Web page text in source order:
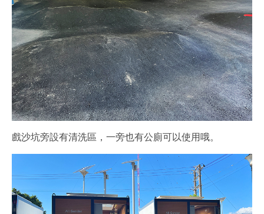
戲沙坑旁設有清洗區，一旁也有公廁可以使用哦。